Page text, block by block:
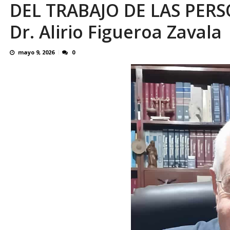
Presentación del libro “Esferas,
DEL TRABAJO DE LAS
Dr. Alirio Figueroa Zavala
mayo 9, 2026 0